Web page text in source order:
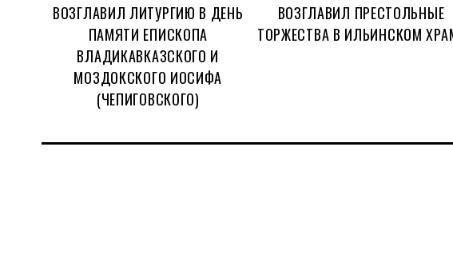
ВОЗГЛАВИЛ ЛИТУРГИЮ В ДЕНЬ
ПАМЯТИ ЕПИСКОПА
ВЛАДИКАВКАЗСКОГО И
МОЗДОКСКОГО ИОСИФА
(ЧЕПИГОВСКОГО)
ВОЗГЛАВИЛ ПРЕСТОЛЬНЫЕ
ТОРЖЕСТВА В ИЛЬИНСКОМ